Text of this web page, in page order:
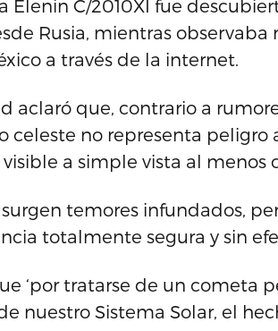
Elenin C/2010XI fue
Rusia, mientras
a través de la internet.
aclaró que, contrario a
celeste no representa peligro
a simple vista al menos
surgen temores infundados,
totalmente segura y sin
‘por tratarse de un cometa
nuestro Sistema Solar, el